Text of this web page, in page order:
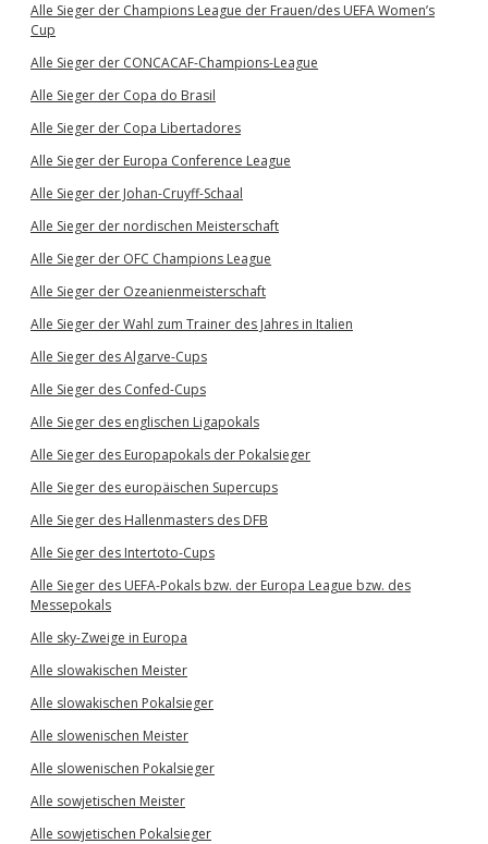
Alle Sieger der Champions League der Frauen/des UEFA Women’s
Cup
Alle Sieger der CONCACAF-Champions-League
Alle Sieger der Copa do Brasil
Alle Sieger der Copa Libertadores
Alle Sieger der Europa Conference League
Alle Sieger der Johan-Cruyff-Schaal
Alle Sieger der nordischen Meisterschaft
Alle Sieger der OFC Champions League
Alle Sieger der Ozeanienmeisterschaft
Alle Sieger der Wahl zum Trainer des Jahres in Italien
Alle Sieger des Algarve-Cups
Alle Sieger des Confed-Cups
Alle Sieger des englischen Ligapokals
Alle Sieger des Europapokals der Pokalsieger
Alle Sieger des europäischen Supercups
Alle Sieger des Hallenmasters des DFB
Alle Sieger des Intertoto-Cups
Alle Sieger des UEFA-Pokals bzw. der Europa League bzw. des
Messepokals
Alle sky-Zweige in Europa
Alle slowakischen Meister
Alle slowakischen Pokalsieger
Alle slowenischen Meister
Alle slowenischen Pokalsieger
Alle sowjetischen Meister
Alle sowjetischen Pokalsieger